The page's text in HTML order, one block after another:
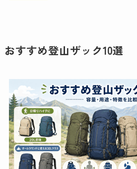
おすすめ登山ザック10選